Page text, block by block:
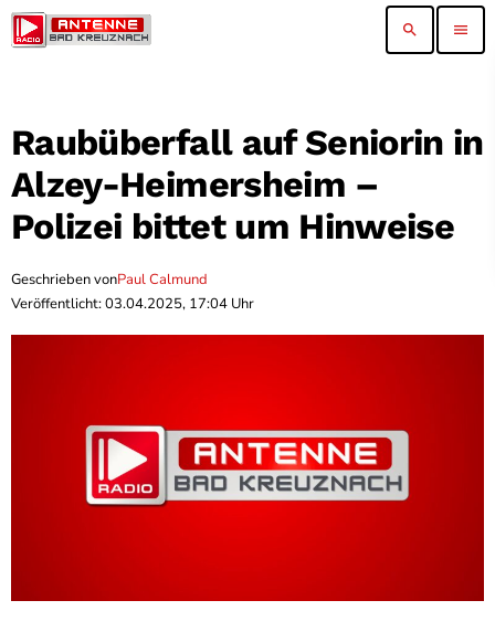
search menu
Raubüberfall auf Seniorin in
Alzey-Heimersheim –
Polizei bittet um Hinweise
Geschrieben vonPaul Calmund
Veröffentlicht: 03.04.2025, 17:04 Uhr